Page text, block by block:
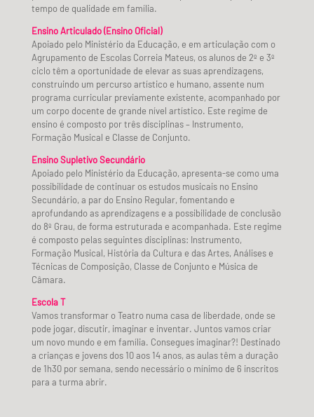
tempo de qualidade em família.
Ensino Articulado (Ensino Oficial)
Apoiado pelo Ministério da Educação, e em articulação com o
Agrupamento de Escolas Correia Mateus, os alunos de 2º e 3º
ciclo têm a oportunidade de elevar as suas aprendizagens,
construindo um percurso artístico e humano, assente num
programa curricular previamente existente, acompanhado por
um corpo docente de grande nível artístico. Este regime de
ensino é composto por três disciplinas – Instrumento,
Formação Musical e Classe de Conjunto.
Ensino Supletivo Secundário
Apoiado pelo Ministério da Educação, apresenta-se como uma
possibilidade de continuar os estudos musicais no Ensino
Secundário, a par do Ensino Regular, fomentando e
aprofundando as aprendizagens e a possibilidade de conclusão
do 8º Grau, de forma estruturada e acompanhada. Este regime
é composto pelas seguintes disciplinas: Instrumento,
Formação Musical, História da Cultura e das Artes, Análises e
Técnicas de Composição, Classe de Conjunto e Música de
Câmara.
Escola T
Vamos transformar o Teatro numa casa de liberdade, onde se
pode jogar, discutir, imaginar e inventar. Juntos vamos criar
um novo mundo e em família. Consegues imaginar?! Destinado
a crianças e jovens dos 10 aos 14 anos, as aulas têm a duração
de 1h30 por semana, sendo necessário o mínimo de 6 inscritos
para a turma abrir.